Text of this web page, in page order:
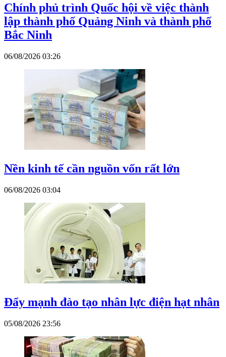
Chính phủ trình Quốc hội về việc thành
lập thành phố Quảng Ninh và thành phố
Bắc Ninh
06/08/2026 03:26
Nền kinh tế cần nguồn vốn rất lớn
06/08/2026 03:04
Đẩy mạnh đào tạo nhân lực điện hạt nhân
05/08/2026 23:56